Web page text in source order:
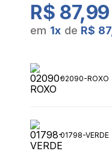
R$ 87,99
em 1x de R$
TABELA DE